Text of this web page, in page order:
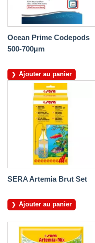
Ocean Prime Codepods
500-700µm
Ajouter au panier
SERA Artemia Brut Set
Ajouter au panier